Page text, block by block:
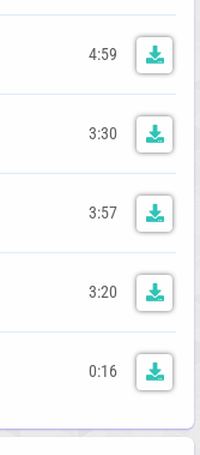
4:59
3:30
3:57
3:20
0:16